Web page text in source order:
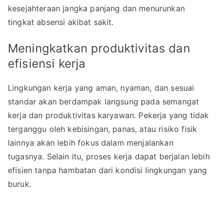
kesejahteraan jangka panjang dan menurunkan
tingkat absensi akibat sakit.
Meningkatkan produktivitas dan
efisiensi kerja
Lingkungan kerja yang aman, nyaman, dan sesuai
standar akan berdampak langsung pada semangat
kerja dan produktivitas karyawan. Pekerja yang tidak
terganggu oleh kebisingan, panas, atau risiko fisik
lainnya akan lebih fokus dalam menjalankan
tugasnya. Selain itu, proses kerja dapat berjalan lebih
efisien tanpa hambatan dari kondisi lingkungan yang
buruk.